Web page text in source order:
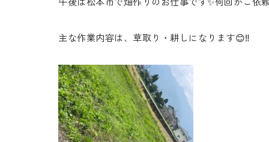
主な作業内容は、草取り・耕しになります😊‼️